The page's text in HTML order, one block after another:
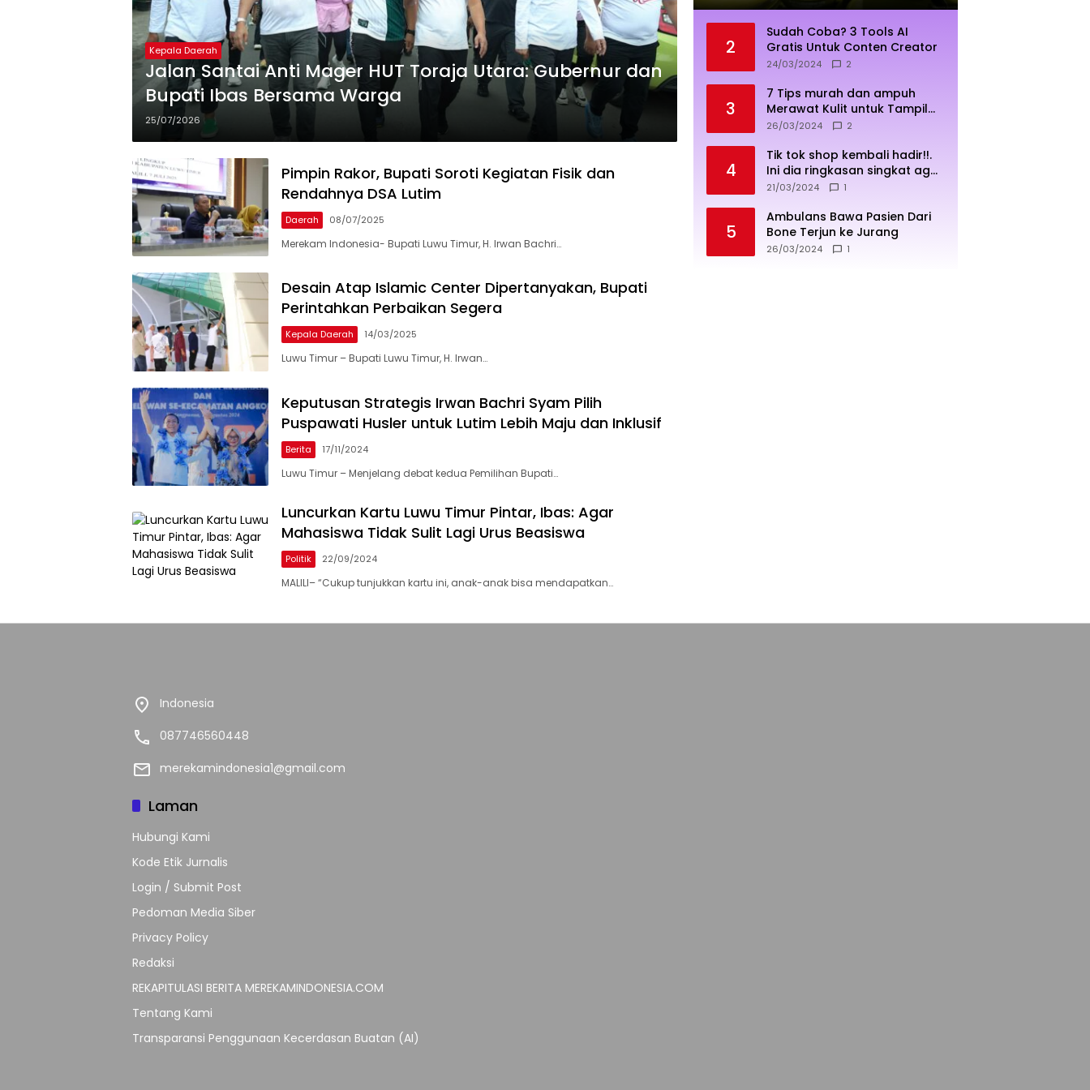
Kepala Daerah
Jalan Santai Anti Mager HUT Toraja Utara: Gubernur dan
Bupati Ibas Bersama Warga
25/07/2026
Pimpin Rakor, Bupati Soroti Kegiatan Fisik dan
Rendahnya DSA Lutim
Daerah 08/07/2025
Merekam Indonesia- Bupati Luwu Timur, H. Irwan Bachri…
Desain Atap Islamic Center Dipertanyakan, Bupati
Perintahkan Perbaikan Segera
Kepala Daerah 14/03/2025
Luwu Timur – Bupati Luwu Timur, H. Irwan…
Keputusan Strategis Irwan Bachri Syam Pilih
Puspawati Husler untuk Lutim Lebih Maju dan Inklusif
Berita 17/11/2024
Luwu Timur – Menjelang debat kedua Pemilihan Bupati…
Luncurkan Kartu Luwu Timur Pintar, Ibas: Agar
Mahasiswa Tidak Sulit Lagi Urus Beasiswa
Politik 22/09/2024
MALILI– “Cukup tunjukkan kartu ini, anak-anak bisa mendapatkan…
2
Sudah Coba? 3 Tools AI
Gratis Untuk Conten Creator
24/03/2024 2
3
7 Tips murah dan ampuh
Merawat Kulit untuk Tampil
Sehat dan Cerah
26/03/2024 2
4
Tik tok shop kembali hadir!!.
Ini dia ringkasan singkat agar
penjualan lebih sukses
21/03/2024 1
5
Ambulans Bawa Pasien Dari
Bone Terjun ke Jurang
26/03/2024 1
Indonesia
087746560448
merekamindonesia1@gmail.com
Laman
Hubungi Kami
Kode Etik Jurnalis
Login / Submit Post
Pedoman Media Siber
Privacy Policy
Redaksi
REKAPITULASI BERITA MEREKAMINDONESIA.COM
Tentang Kami
Transparansi Penggunaan Kecerdasan Buatan (AI)